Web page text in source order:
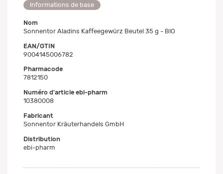
Informations de base
Nom
Sonnentor Aladins Kaffeegewürz Beutel 35 g - BIO
EAN/GTIN
9004145006782
Pharmacode
7812150
Numéro d'article ebi-pharm
10380008
Fabricant
Sonnentor Kräuterhandels GmbH
Distribution
ebi-pharm